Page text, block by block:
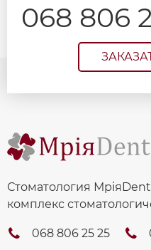
068 806
Стоматология
комплекс
068 806 25 25